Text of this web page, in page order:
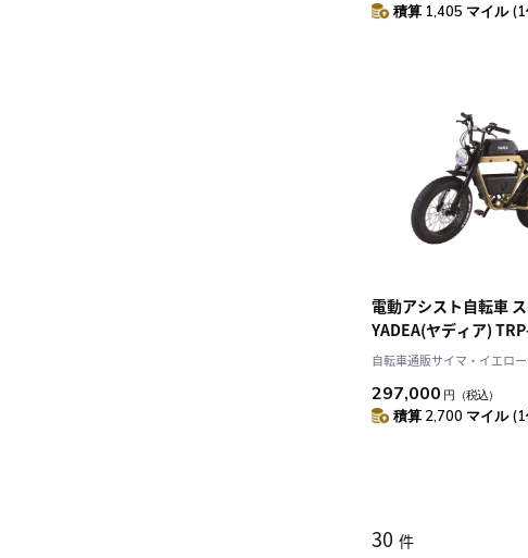
積算 1,405 マイル (1
電動アシスト自転車
YADEA(ヤディア)
ュ 20インチ TRP-01
自転車通販サイマ・イエロ
297,000 円 （税込）
積算 2,700 マイル (1
30 件